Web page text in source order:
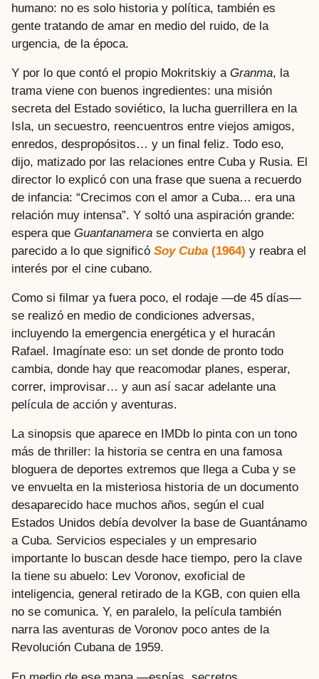
humano: no es solo historia y política, también es
gente tratando de amar en medio del ruido, de la
urgencia, de la época.
Y por lo que contó el propio Mokritskiy a Granma, la
trama viene con buenos ingredientes: una misión
secreta del Estado soviético, la lucha guerrillera en la
Isla, un secuestro, reencuentros entre viejos amigos,
enredos, despropósitos… y un final feliz. Todo eso,
dijo, matizado por las relaciones entre Cuba y Rusia. El
director lo explicó con una frase que suena a recuerdo
de infancia: “Crecimos con el amor a Cuba… era una
relación muy intensa”. Y soltó una aspiración grande:
espera que Guantanamera se convierta en algo
parecido a lo que significó Soy Cuba (1964) y reabra el
interés por el cine cubano.
Como si filmar ya fuera poco, el rodaje —de 45 días—
se realizó en medio de condiciones adversas,
incluyendo la emergencia energética y el huracán
Rafael. Imagínate eso: un set donde de pronto todo
cambia, donde hay que reacomodar planes, esperar,
correr, improvisar… y aun así sacar adelante una
película de acción y aventuras.
La sinopsis que aparece en IMDb lo pinta con un tono
más de thriller: la historia se centra en una famosa
bloguera de deportes extremos que llega a Cuba y se
ve envuelta en la misteriosa historia de un documento
desaparecido hace muchos años, según el cual
Estados Unidos debía devolver la base de Guantánamo
a Cuba. Servicios especiales y un empresario
importante lo buscan desde hace tiempo, pero la clave
la tiene su abuelo: Lev Voronov, exoficial de
inteligencia, general retirado de la KGB, con quien ella
no se comunica. Y, en paralelo, la película también
narra las aventuras de Voronov poco antes de la
Revolución Cubana de 1959.